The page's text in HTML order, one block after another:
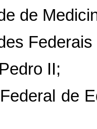
Federais
II;
de